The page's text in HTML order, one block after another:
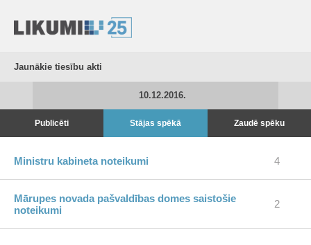
Jaunākie tiesību akti
10.12.2016.
Publicēti Stājas spēkā Zaudē spēku
Ministru kabineta noteikumi 4
Mārupes novada pašvaldības domes saistošie
noteikumi
2